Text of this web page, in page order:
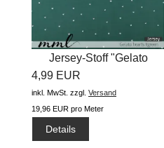
Jersey-Stoff "Gelato
hearts...
4,99 EUR
inkl. MwSt. zzgl. Versand
19,96 EUR pro Meter
Details